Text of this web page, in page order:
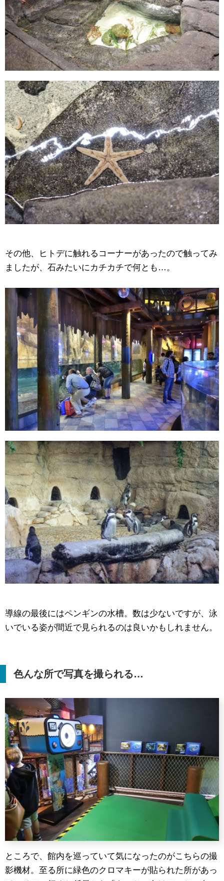
その他、ヒトデに触れるコーナーがあったので触ってみ
ましたが、石みたいにカチカチで何とも…。
導線の最後にはペンギンの水槽。数は少ないですが、泳
いでいる姿が間近で見られるのは良いかもしれません。
色んな所で写真を撮られる…
ところで、館内を巡っていて気になったのがこちらの撮
影機材。至る所に緑色のクロマキーが貼られた所があっ